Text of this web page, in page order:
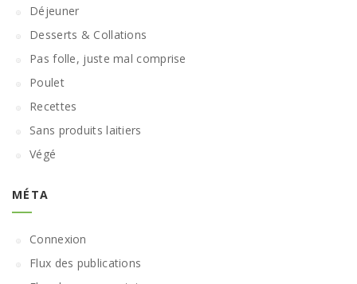
Déjeuner
Desserts & Collations
Pas folle, juste mal comprise
Poulet
Recettes
Sans produits laitiers
Végé
MÉTA
Connexion
Flux des publications